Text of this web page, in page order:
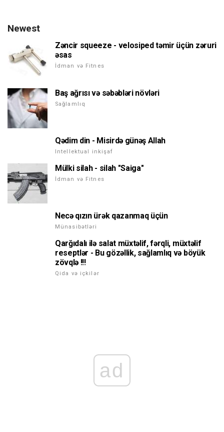
Newest
Zəncir squeeze - velosiped təmir üçün zəruri
əsas
İdman və Fitnes
Baş ağrısı və səbəbləri növləri
Sağlamlıq
Qədim din - Misirdə günəş Allah
Intellektual inkişaf
Mülki silah - silah "Saiga"
İdman və Fitnes
Necə qızın ürək qazanmaq üçün
Münasibətləri
Qarğıdalı ilə salat müxtəlif, fərqli, müxtəlif
reseptlər - Bu gözəllik, sağlamlıq və böyük
zövqlə !!!
Qida və içkilər
ad